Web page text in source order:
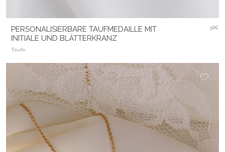
PERSONALISIERBARE TAUFMEDAILLE MIT
INITIALE UND BLÄTTERKRANZ
Taufe
58€